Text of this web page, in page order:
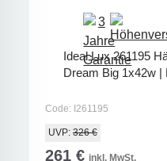
Ideal Lux 261195
Dream Big 1x42w |
Code: I261195
UVP: 326 €
261 € inkl. MwSt.